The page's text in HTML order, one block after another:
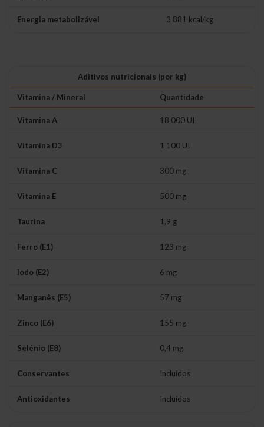
Energia metabolizável 3 881 kcal/kg
Aditivos nutricionais (por kg)
Vitamina / Mineral Quantidade
Vitamina A 18 000 UI
Vitamina D3 1 100 UI
Vitamina C 300 mg
Vitamina E 500 mg
Taurina 1,9 g
Ferro (E1) 123 mg
Iodo (E2) 6 mg
Manganês (E5) 57 mg
Zinco (E6) 155 mg
Selénio (E8) 0,4 mg
Conservantes Incluídos
Antioxidantes Incluídos